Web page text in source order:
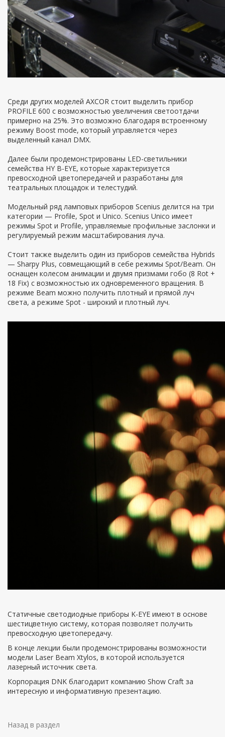
Среди других моделей AXCOR стоит выделить прибор
PROFILE 600 с возможностью увеличения светоотдачи
примерно на 25%. Это возможно благодаря встроенному
режиму Boost mode, который управляется через
выделенный канал DMX.
Далее были продемонстрированы LED-светильники
семейства HY B-EYE, которые характеризуется
превосходной цветопередачей и разработаны для
театральных площадок и телестудий.
Модельный ряд ламповых приборов Scenius делится на три
категории — Profile, Spot и Unico. Scenius Unico имеет
режимы Spot и Profile, управляемые профильные заслонки и
регулируемый режим масштабирования луча.
Стоит также выделить один из приборов семейства Hybrids
— Sharpy Plus, совмещающий в себе режимы Spot/Beam. Он
оснащен колесом анимации и двумя призмами гобо (8 Rot +
18 Fix) с возможностью их одновременного вращения. В
режиме Beam можно получить плотный и прямой луч
света, а режиме Spot - широкий и плотный луч.
Статичные светодиодные приборы K-EYE имеют в основе
шестицветную систему, которая позволяет получить
превосходную цветопередачу.
В конце лекции были продемонстрированы возможности
модели Laser Beam Xtylos, в которой используется
лазерный источник света.
Корпорация DNK благодарит компанию Show Craft за
интересную и информативную презентацию.
Назад в раздел